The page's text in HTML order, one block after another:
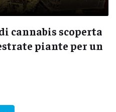
cannabis scoperta
piante per un